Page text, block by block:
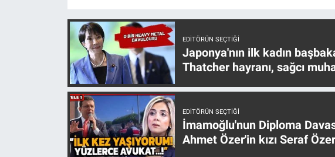
EDITÖRÜN SEÇTIĞI
Japonya'nın ilk kadın
Thatcher hayranı, sağcı
EDITÖRÜN SEÇTIĞI
İmamoğlu'nun Diploma
Ahmet Özer'in kızı Seraf